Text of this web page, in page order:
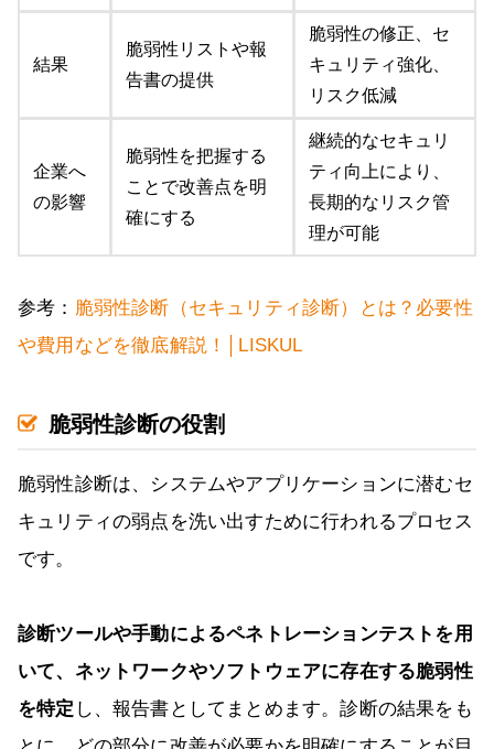
結果
脆弱性リストや報
告書の提供
脆弱性の修正、セ
キュリティ強化、
リスク低減
企業へ
の影響
脆弱性を把握する
ことで改善点を明
確にする
継続的なセキュリ
ティ向上により、
長期的なリスク管
理が可能
参考： 脆弱性診断（セキュリティ診断）とは？必要性
や費用などを徹底解説！│LISKUL
脆弱性診断の役割
脆弱性診断は、システムやアプリケーションに潜むセ
キュリティの弱点を洗い出すために行われるプロセス
です。
診断ツールや手動によるペネトレーションテストを用
いて、ネットワークやソフトウェアに存在する脆弱性
を特定 し、報告書としてまとめます。診断の結果をも